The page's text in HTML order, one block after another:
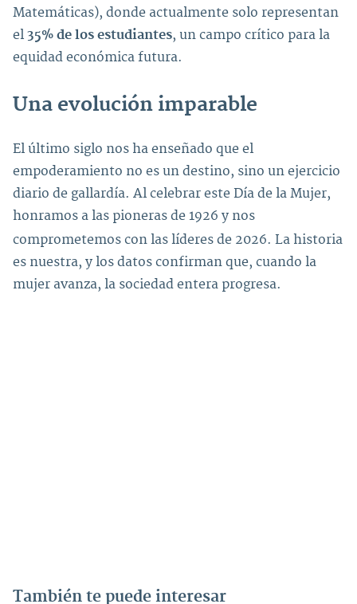
Matemáticas), donde actualmente solo representan
el 35% de los estudiantes, un campo crítico para la
equidad económica futura.
Una evolución imparable
El último siglo nos ha enseñado que el
empoderamiento no es un destino, sino un ejercicio
diario de gallardía. Al celebrar este Día de la Mujer,
honramos a las pioneras de 1926 y nos
comprometemos con las líderes de 2026. La historia
es nuestra, y los datos confirman que, cuando la
mujer avanza, la sociedad entera progresa.
También te puede interesar